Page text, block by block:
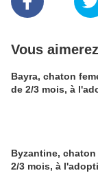
Vous
Bayra, chaton
de 2/3 mois, à
Byzantine,
2/3 mois, à